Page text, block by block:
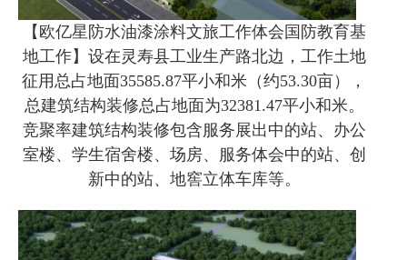
【欧亿星防水油漆涂料文旅工作体会国防教育基
地工作】设在灵寿县工业生产路北边，工作土地
征用总占地面35585.87平小和米（约53.30亩），
总建筑结构装修总占地面为32381.47平小和米。
竞聚率建筑结构装修包含服务展出中的站、办公
室楼、学生宿舍楼、场房、服务体会中的站、创
新中的站、地窖立体车库等。